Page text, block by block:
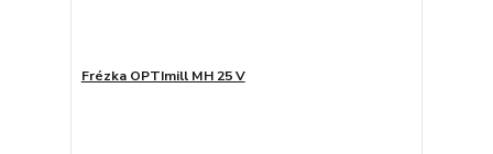
Frézka OPTImill MH 25 V